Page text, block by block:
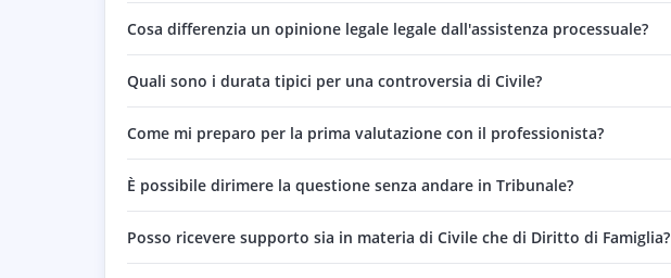
Cosa differenzia un opinione legale legale dall'assistenza processuale?
Quali sono i durata tipici per una controversia di Civile?
Come mi preparo per la prima valutazione con il professionista?
È possibile dirimere la questione senza andare in Tribunale?
Posso ricevere supporto sia in materia di Civile che di Diritto di Famiglia?